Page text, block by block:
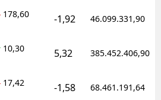
178,60 -1,92 46.099.331,90
10,30 5,32 385.452.406,90
17,42 -1,58 68.461.191,64